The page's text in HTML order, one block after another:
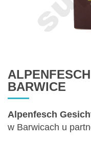
BARWICE
Alpenfesch
w Barwicach u